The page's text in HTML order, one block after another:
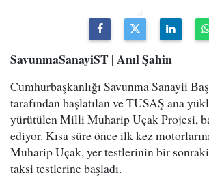
SavunmaSanayiST | Anıl Şahin
Cumhurbaşkanlığı Savunma Sanayii
tarafından başlatılan ve TUSAŞ ana
yürütülen Milli Muharip Uçak Projesi,
ediyor. Kısa süre önce ilk kez
Muharip Uçak, yer testlerinin bir sonraki
taksi testlerine başladı.